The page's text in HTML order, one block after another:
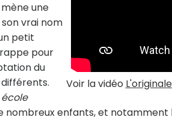
Voir la vidéo
une
vrai nom
petit
pour
du
école
nombreux enfants, et notamment